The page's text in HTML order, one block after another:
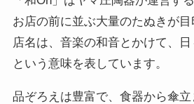
お店の前に並ぶ大量のたぬきが目
店名は、音楽の和音とかけて、
という意味を表しています。
品ぞろえは豊富で、食器から傘立